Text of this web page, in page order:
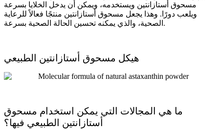
مسحوق أستازانتين ويستخدمه، ويمكن أن يدخل الخلايا بسرعة
ويلعب دورًا. وهذا يجعل مسحوق أستازانتين منتجًا فعالاً للرعاية
الصحية، والذي يمكنه تحسين الحالة الصحية بسرعة.
هيكل مسحوق أستازانتين الطبيعي
ما هي المجالات التي يمكن استخدام مسحوق
أستازانتين الطبيعي فيها؟